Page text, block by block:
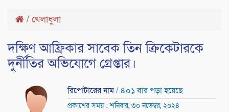
/ খেলাধুলা
দক্ষিণ আফ্রিকার সাবেক তিন ক্রিকেটারকে
দুর্নীতির অভিযোগে গ্রেপ্তার।
রিপোটারের নাম/ ৪০১ বার পড়া হয়েছে
প্রকাশের সময় : শনিবার, ৩০ নভেম্বর, ২০২৪